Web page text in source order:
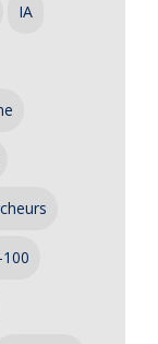
IA
100